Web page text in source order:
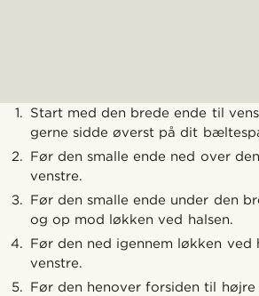
Start med den brede ende til
gerne sidde øverst på dit
Før den smalle ende ned over
venstre.
Før den smalle ende under den
og op mod løkken ved halsen.
Før den ned igennem løkken ved
venstre.
Før den henover forsiden til